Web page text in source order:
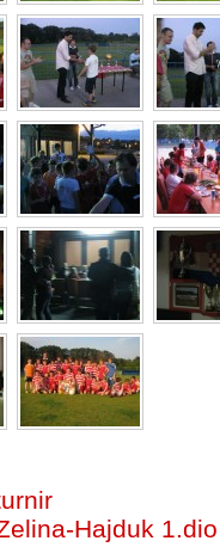
Hajduk 1.dio